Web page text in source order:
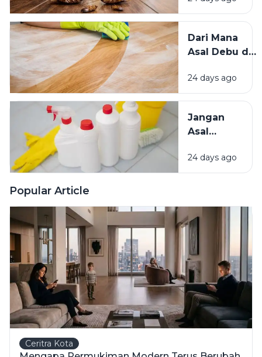
Kecoak,
Hama
Lainnya Ke
Dari Mana
Asal Debu di
Kenali
Penyebab
Mengatasinya
24 days ago
Jangan
Asal
Bahan
Pembersih
24 days ago
Popular Article
Ceritra Kota